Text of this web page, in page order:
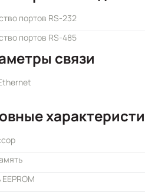
портов RS-232
портов RS-485
связи